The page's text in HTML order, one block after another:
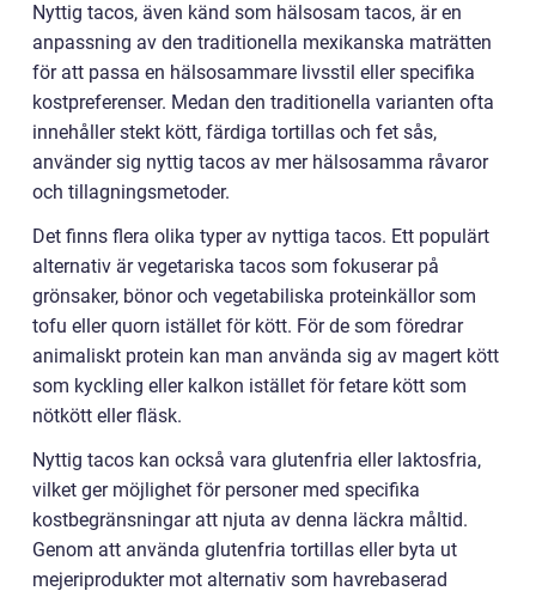
Nyttig tacos, även känd som hälsosam tacos, är en
anpassning av den traditionella mexikanska maträtten
för att passa en hälsosammare livsstil eller specifika
kostpreferenser. Medan den traditionella varianten ofta
innehåller stekt kött, färdiga tortillas och fet sås,
använder sig nyttig tacos av mer hälsosamma råvaror
och tillagningsmetoder.
Det finns flera olika typer av nyttiga tacos. Ett populärt
alternativ är vegetariska tacos som fokuserar på
grönsaker, bönor och vegetabiliska proteinkällor som
tofu eller quorn istället för kött. För de som föredrar
animaliskt protein kan man använda sig av magert kött
som kyckling eller kalkon istället för fetare kött som
nötkött eller fläsk.
Nyttig tacos kan också vara glutenfria eller laktosfria,
vilket ger möjlighet för personer med specifika
kostbegränsningar att njuta av denna läckra måltid.
Genom att använda glutenfria tortillas eller byta ut
mejeriprodukter mot alternativ som havrebaserad